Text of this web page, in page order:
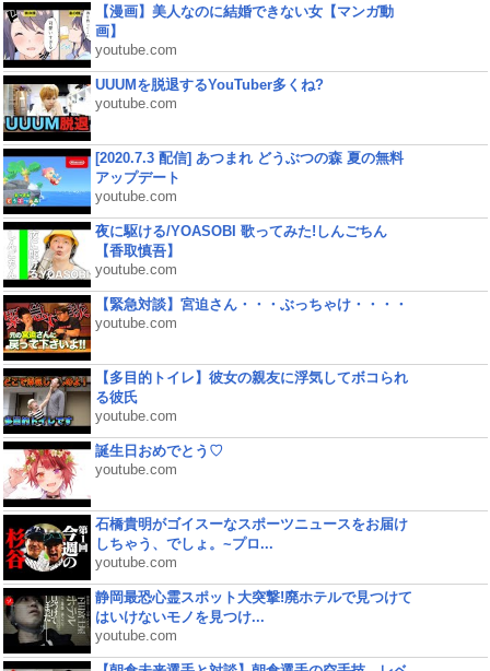
【漫画】美人なのに結婚できない女【マンガ動
画】
youtube.com
UUUMを脱退するYouTuber多くね?
youtube.com
[2020.7.3 配信] あつまれ どうぶつの森 夏の無料
アップデート
youtube.com
夜に駆ける/YOASOBI 歌ってみた!しんごちん
【香取慎吾】
youtube.com
【緊急対談】宮迫さん・・・ぶっちゃけ・・・・
youtube.com
【多目的トイレ】彼女の親友に浮気してボコられ
る彼氏
youtube.com
誕生日おめでとう♡
youtube.com
石橋貴明がゴイスーなスポーツニュースをお届け
しちゃう、でしょ。~プロ...
youtube.com
静岡最恐心霊スポット大突撃!廃ホテルで見つけて
はいけないモノを見つけ...
youtube.com